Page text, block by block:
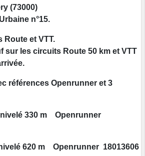
(73000)
n°15.
Route et VTT.
sur les circuits Route 50 km et VTT
références Openrunner et 3
330 m Openrunner
620 m Openrunner 18013606